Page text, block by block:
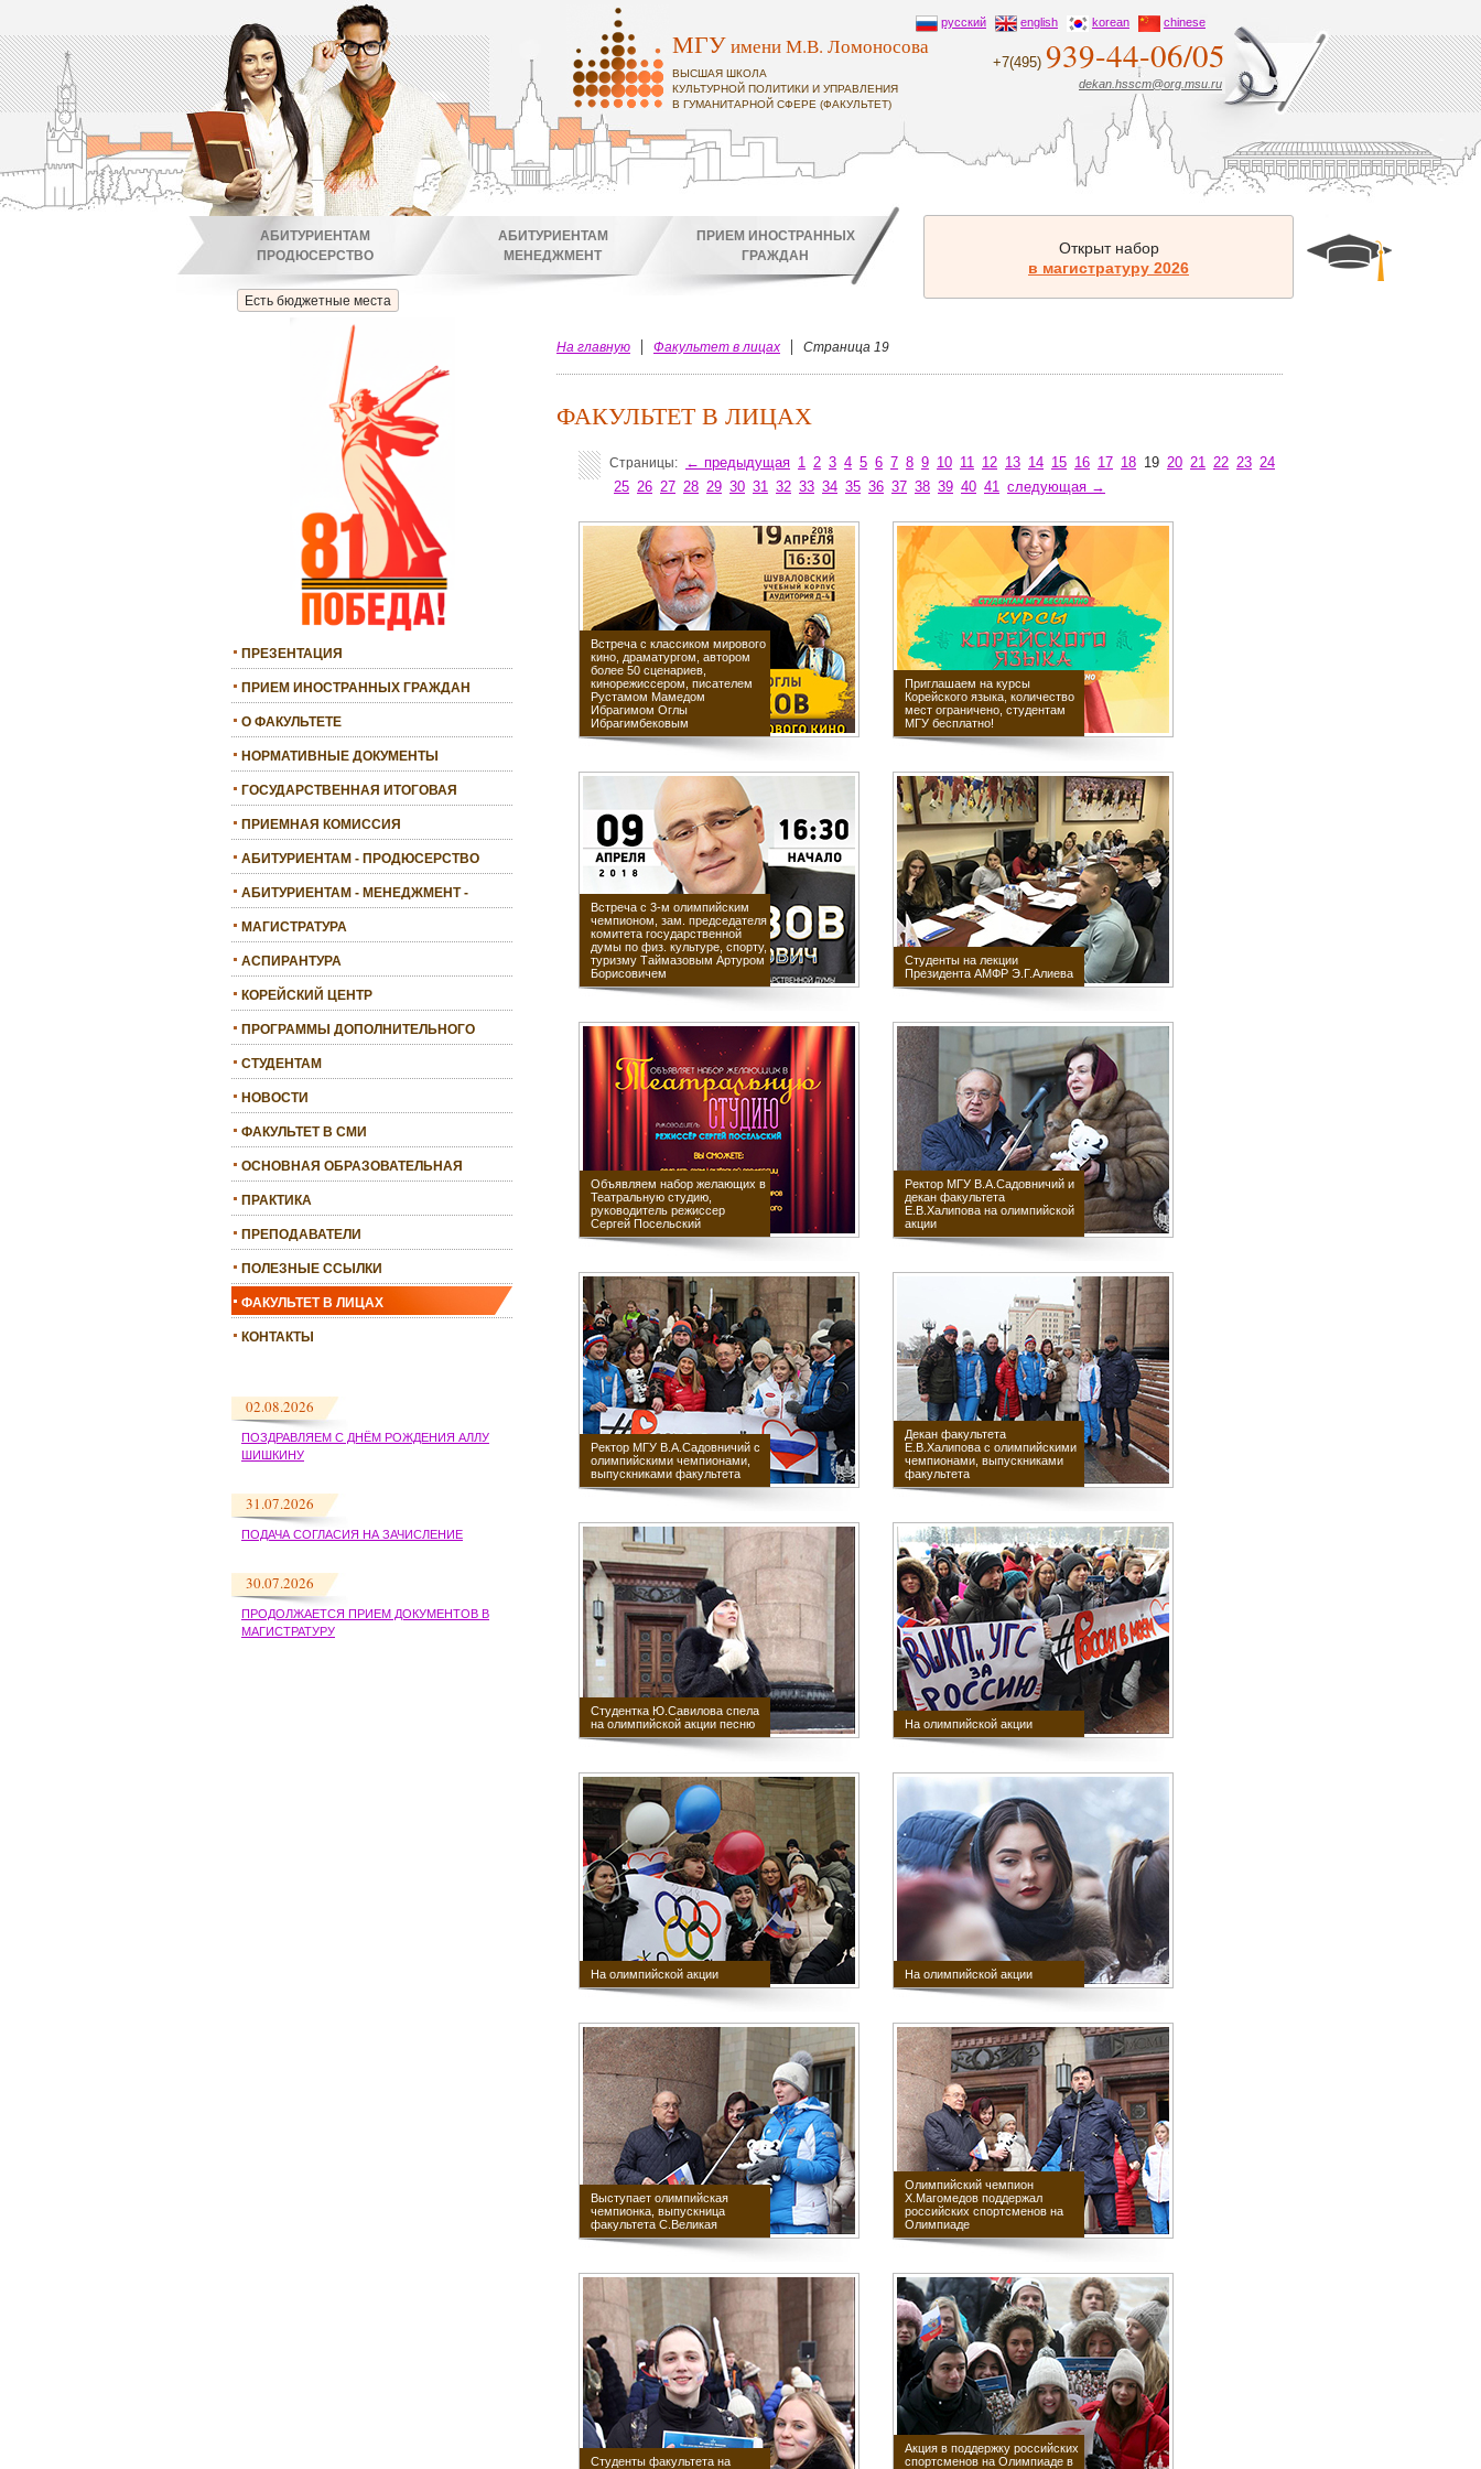
русский english korean chinese
МГУимени М.В. Ломоносова
ВЫСШАЯ ШКОЛА
КУЛЬТУРНОЙ ПОЛИТИКИ И УПРАВЛЕНИЯ
В ГУМАНИТАРНОЙ СФЕРЕ (ФАКУЛЬТЕТ)
+7(495) 939-44-06/05
dekan.hsscm@org.msu.ru
Есть бюджетные места
АБИТУРИЕНТАМ
ПРОДЮСЕРСТВО
АБИТУРИЕНТАМ
МЕНЕДЖМЕНТ
ПРИЕМ ИНОСТРАННЫХ
ГРАЖДАН
Открыт набор
в магистратуру 2026
ПРЕЗЕНТАЦИЯ
ПРИЕМ ИНОСТРАННЫХ ГРАЖДАН
О ФАКУЛЬТЕТЕ
НОРМАТИВНЫЕ ДОКУМЕНТЫ
ГОСУДАРСТВЕННАЯ ИТОГОВАЯ
ПРИЕМНАЯ КОМИССИЯ
АБИТУРИЕНТАМ - ПРОДЮСЕРСТВО
АБИТУРИЕНТАМ - МЕНЕДЖМЕНТ -
МАГИСТРАТУРА
АСПИРАНТУРА
КОРЕЙСКИЙ ЦЕНТР
ПРОГРАММЫ ДОПОЛНИТЕЛЬНОГО
СТУДЕНТАМ
НОВОСТИ
ФАКУЛЬТЕТ В СМИ
ОСНОВНАЯ ОБРАЗОВАТЕЛЬНАЯ
ПРАКТИКА
ПРЕПОДАВАТЕЛИ
ПОЛЕЗНЫЕ ССЫЛКИ
ФАКУЛЬТЕТ В ЛИЦАХ
КОНТАКТЫ
02.08.2026
ПОЗДРАВЛЯЕМ С ДНЁМ РОЖДЕНИЯ АЛЛУ
ШИШКИНУ
31.07.2026
ПОДАЧА СОГЛАСИЯ НА ЗАЧИСЛЕНИЕ
30.07.2026
ПРОДОЛЖАЕТСЯ ПРИЕМ ДОКУМЕНТОВ В
МАГИСТРАТУРУ
На главную Факультет в лицах Страница 19
ФАКУЛЬТЕТ В ЛИЦАХ
Страницы: ← предыдущая 1 2 3 4 5 6 7 8 9 10 11 12 13 14 15 16 17 18 19 20 21 22 23 24
25 26 27 28 29 30 31 32 33 34 35 36 37 38 39 40 41 следующая →
Встреча с классиком мирового
кино, драматургом, автором
более 50 сценариев,
кинорежиссером, писателем
Рустамом Мамедом
Ибрагимом Оглы
Ибрагимбековым
Приглашаем на курсы
Корейского языка, количество
мест ограничено, студентам
МГУ бесплатно!
Встреча с 3-м олимпийским
чемпионом, зам. председателя
комитета государственной
думы по физ. культуре, спорту,
туризму Таймазовым Артуром
Борисовичем
Студенты на лекции
Президента АМФР Э.Г.Алиева
Объявляем набор желающих в
Театральную студию,
руководитель режиссер
Сергей Посельский
Ректор МГУ В.А.Садовничий и
декан факультета
Е.В.Халипова на олимпийской
акции
Ректор МГУ В.А.Садовничий с
олимпийскими чемпионами,
выпускниками факультета
Декан факультета
Е.В.Халипова с олимпийскими
чемпионами, выпускниками
факультета
Студентка Ю.Савилова спела
на олимпийской акции песню
На олимпийской акции
На олимпийской акции На олимпийской акции
Выступает олимпийская
чемпионка, выпускница
факультета С.Великая
Олимпийский чемпион
Х.Магомедов поддержал
российских спортсменов на
Олимпиаде
Студенты факультета на
Акция в поддержку российских
спортсменов на Олимпиаде в